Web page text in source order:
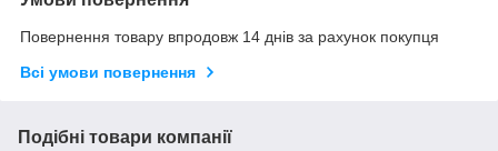
Повернення товару впродовж 14 днів за рахунок покупця
Всі умови повернення
Подібні товари компанії